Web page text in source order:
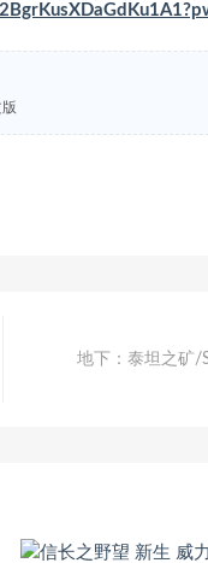
地下：泰坦之矿/